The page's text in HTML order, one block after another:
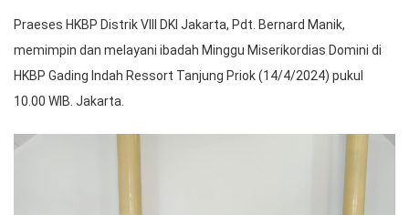
Praeses HKBP Distrik VIII DKI Jakarta, Pdt. Bernard Manik,
memimpin dan melayani ibadah Minggu Miserikordias Domini di
HKBP Gading Indah Ressort Tanjung Priok (14/4/2024) pukul
10.00 WIB. Jakarta.